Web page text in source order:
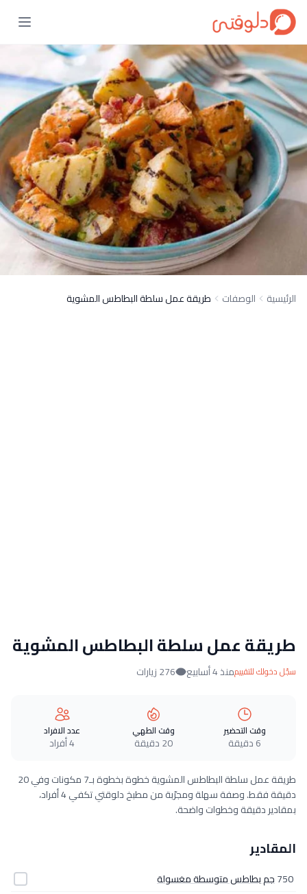
الرئيسية الوصفات طريقة عمل سلطة البطاطس المشوية
طريقة عمل سلطة البطاطس المشوية
سجّل دخولك للتقييممنذ 4 أسابيع 276 زيارات
وقت التحضير
6 دقيقة
وقت الطهي
20 دقيقة
عدد الافراد
4 أفراد
طريقة عمل سلطة البطاطس المشوية خطوة بخطوة بـ7 مكونات وفي 20
دقيقة فقط. وصفة سهلة ومجرّبة من مطبخ دلوقتي تكفي 4 أفراد،
بمقادير دقيقة وخطوات واضحة.
المقادير
750جم بطاطس متوسطة مغسولة